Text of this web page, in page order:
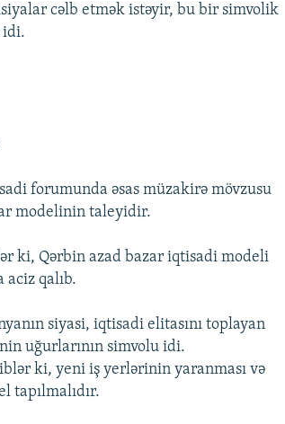
cəlb etmək istəyir, bu bir simvolik
idi.
forumunda əsas müzakirə mövzusu
modelinin taleyidir.
ki, Qərbin azad bazar iqtisadi modeli
aciz qalıb.
siyasi, iqtisadi elitasını toplayan
uğurlarının simvolu idi.
ki, yeni iş yerlərinin yaranması və
tapılmalıdır.